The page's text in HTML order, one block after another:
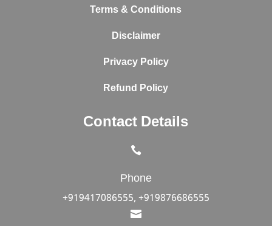
Terms & Conditions
Disclaimer
Privacy Policy
Refund Policy
Contact Details

Phone
+919417086555, +919876686555
